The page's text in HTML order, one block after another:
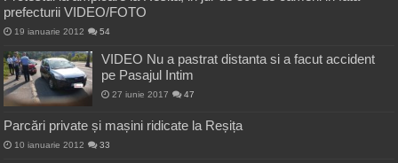
prefecturii VIDEO/FOTO
19 ianuarie 2012 54
VIDEO Nu a pastrat distanta si a facut accident
pe Pasajul Intim
27 iunie 2017 47
Parcări private și mașini ridicate la Reșița
10 ianuarie 2012 33